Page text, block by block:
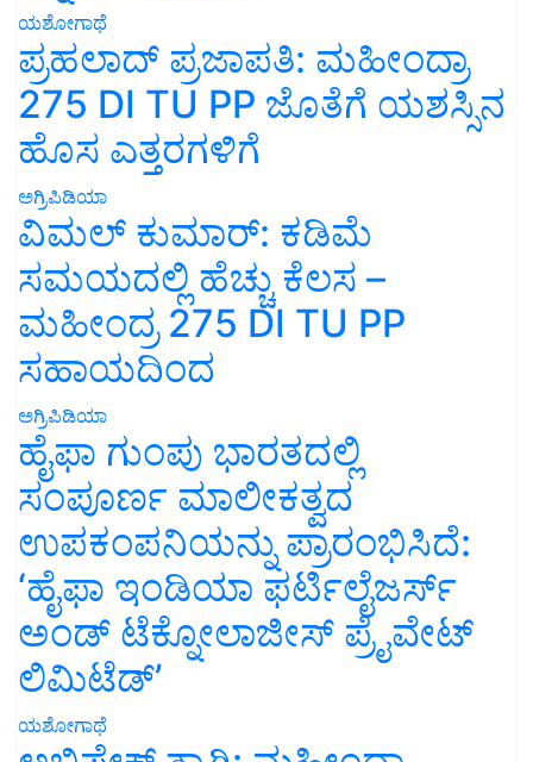
ಯಶೋಗಾಥೆ
ಪ್ರಹಲಾದ್ ಪ್ರಜಾಪತಿ: ಮಹೀಂದ್ರಾ
275 DI TU PP ಜೊತೆಗೆ ಯಶಸ್ಸಿನ
ಹೊಸ ಎತ್ತರಗಳಿಗೆ
ಅಗ್ರಿಪಿಡಿಯಾ
ವಿಮಲ್ ಕುಮಾರ್: ಕಡಿಮೆ
ಸಮಯದಲ್ಲಿ ಹೆಚ್ಚು ಕೆಲಸ –
ಮಹೀಂದ್ರ 275 DI TU PP
ಸಹಾಯದಿಂದ
ಅಗ್ರಿಪಿಡಿಯಾ
ಹೈಫಾ ಗುಂಪು ಭಾರತದಲ್ಲಿ
ಸಂಪೂರ್ಣ ಮಾಲೀಕತ್ವದ
ಉಪಕಂಪನಿಯನ್ನು ಪ್ರಾರಂಭಿಸಿದೆ:
‘ಹೈಫಾ ಇಂಡಿಯಾ ಫರ್ಟಿಲೈಜರ್ಸ್
ಅಂಡ್ ಟೆಕ್ನೋಲಾಜೀಸ್ ಪ್ರೈವೇಟ್
ಲಿಮಿಟೆಡ್’
ಯಶೋಗಾಥೆ